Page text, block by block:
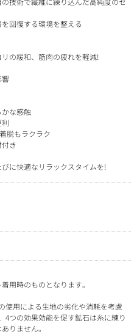
回復する環境を整える
の緩和、筋肉の疲れを軽減!
響
な感触
脱もラクラク
き
に快適なリラックスタイムを!
用時のものとなります。
用による生地の劣化や消耗を考慮
4つの効果効能を促す鉱石は糸に練り
りません。